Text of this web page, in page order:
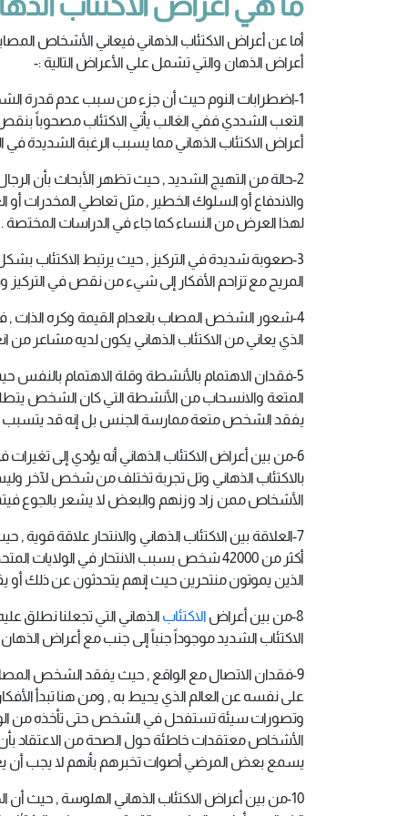
أما عن أعراض الاكتئاب الذهاني فيعاني الأشخاص
أعراض الذهان والتي تشمل علي الأعراض التالية :-
1-اضطرابات النوم حيث أن جزء من سبب عدم قدرة
التعب الشددي ففي الغالب يأتي الاكتئاب مصحوباً
أعراض الاكتئاب الذهاني مما يسبب الرغبة الشديدة في
2-حالة من التهيج الشديد , حيث تظهر الأبحاث بأن
والاندفاع أو السلوك الخطير , مثل تعاطي المخدرات
لهذا العرض من النساء كما جاء في الدراسات المختصة .
3-صعوبة شديدة في التركيز , حيث يرتبط الاكتئاب
المريح مع تزاحم الأفكار إلى شيء من نقص في التركيز
4-شعور الشخص المصاب بانعدام القيمة وكره الذات ,
الذي يعاني من الاكتئاب الذهاني يكون لديه مشاعر
5-فقدان الاهتمام بالأنشطة وقلة الاهتمام بالنفس
المتعة والانسحاب من الأنشطة التي كان الشخص
يفقد الشخص متعة ممارسة الجنس بل إنه قد
6-من بين أعراض الاكتئاب الذهاني أنه يؤدي إلى
بالاكتئاب الذهاني وتل تجربة تختلف من شخص
الأشخاص ممن زاد وزنهم والبعض لا يشعر
أكثر من 42000 شخص بسبب الانتحار في
الذين يموتون منتحرين حيث إنهم يتحدثون عن ذلك
8-من بين أعراض الاكتئاب الذهاني التي تجعلنا نطلق
الاكتئاب الشديد موجوداً جنباً إلى جنب مع أعراض
9-فقدان الاتصال مع الواقع , حيث يفقد الشخص
على نفسه عن العالم الذي يحيط به , ومن هنا تبدأ
وتصورات سيئة تستفحل في الشخص حتى تأخذه من
الأشخاص معتقدات خاطئة حول الصحة من الاعتقاد
يسمع بعض المرضي أصوات تخبرهم بأنهم لا يجب أن
10-من بين أعراض الاكتئاب الذهاني الهلوسة , حيث